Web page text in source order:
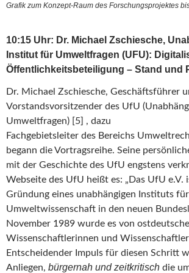
Grafik zum Konzept-Raum des Forschungsprojektes
10:15 Uhr: Dr. Michael Zschiesche,
Institut für Umweltfragen (UFU):
Öffentlichkeitsbeteiligung – Stand und
Dr. Michael Zschiesche, Geschäftsführer
Vorstandsvorsitzender des UfU
Umweltfragen) [5] , dazu
Fachgebietsleiter des Bereichs
begann die Vortragsreihe. Seine
mit der Geschichte des UfU engstens
Webseite des UfU heißt es: „Das UfU e.V.
Gründung eines unabhängigen Instituts für
Umweltwissenschaft in den neuen
November 1989 wurde es von
Wissenschaftlerinnen und
Entscheidender Impuls für diesen Schritt
Anliegen, bürgernah und zeitkritisch die